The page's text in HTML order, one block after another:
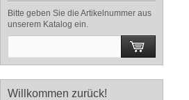
Bitte geben Sie die Artikelnummer aus
unserem Katalog ein.
Willkommen zurück!